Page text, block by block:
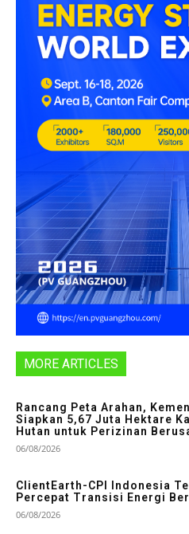
MORE ARTICLES
Rancang Peta Arahan,
Siapkan 5,67 Juta Hektare
Hutan untuk Perizinan
06/08/2026
ClientEarth-CPI Indonesia
Percepat Transisi Energi
06/08/2026